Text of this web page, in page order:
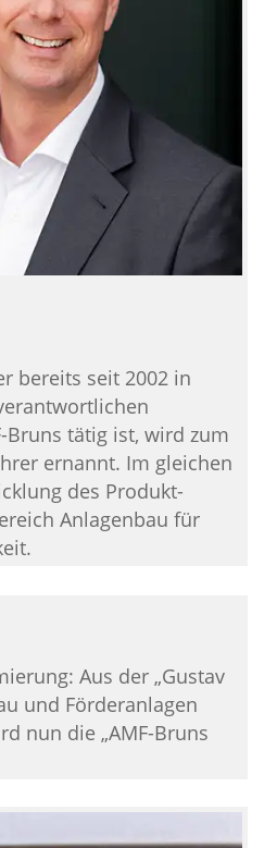
bereits seit 2002 in
Bruns tätig ist, wird zum
ernannt. Im gleichen
des Produkt-
Anlagenbau für
Aus der „Gustav
und Förderanlagen
nun die „AMF-Bruns